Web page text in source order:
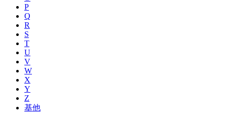
P
Q
R
S
T
U
V
W
X
Y
Z
基他